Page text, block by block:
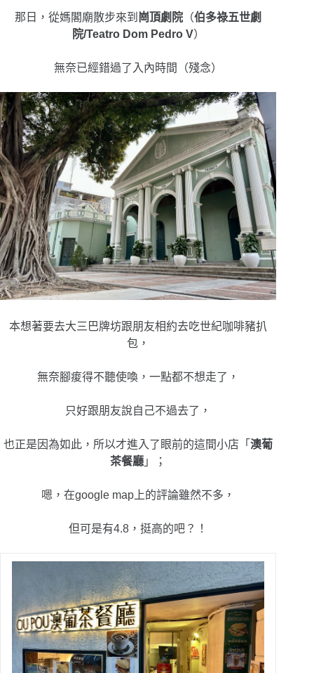
那日，從媽閣廟散步來到 崗頂劇院 （伯多祿五世劇
院/Teatro Dom Pedro V）
無奈已經錯過了入內時間（殘念）
本想著要去大三巴牌坊跟朋友相約去吃世紀咖啡豬扒
包，
無奈腳痠得不聽使喚，一點都不想走了，
只好跟朋友說自己不過去了，
也正是因為如此，所以才進入了眼前的這間小店「澳葡
茶餐廳 」；
嗯，在google map上的評論雖然不多，
但可是有4.8，挺高的吧？！